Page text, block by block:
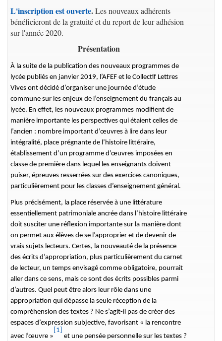
L'inscription est ouverte.Les nouveaux adhérents
bénéficieront de la gratuité et du report de leur adhésion
sur l'année 2020.
Présentation
À la suite de la publication des nouveaux programmes de
lycée publiés en janvier 2019, l’AFEF et le Collectif Lettres
Vives ont décidé d’organiser une journée d’étude
commune sur les enjeux de l’enseignement du français au
lycée. En effet, les nouveaux programmes modifient de
manière importante les perspectives qui étaient celles de
l’ancien : nombre important d’œuvres à lire dans leur
intégralité, place prégnante de l’histoire littéraire,
établissement d’un programme d’œuvres imposées en
classe de première dans lequel les enseignants doivent
puiser, épreuves resserrées sur des exercices canoniques,
particulièrement pour les classes d’enseignement général.
Plus précisément, la place réservée à une littérature
essentiellement patrimoniale ancrée dans l’histoire littéraire
doit susciter une réflexion importante sur la manière dont
on permet aux élèves de se l’approprier et de devenir de
vrais sujets lecteurs. Certes, la nouveauté de la présence
des écrits d’appropriation, plus particulièrement du carnet
de lecteur, un temps envisagé comme obligatoire, pourrait
aller dans ce sens, mais ce sont des écrits possibles parmi
d’autres. Quel peut être alors leur rôle dans une
appropriation qui dépasse la seule réception de la
compréhension des textes ? Ne s’agit-il pas de créer des
espaces d’expression subjective, favorisant « la rencontre
avec l’œuvre »
[1]
et une pensée personnelle sur les textes ?